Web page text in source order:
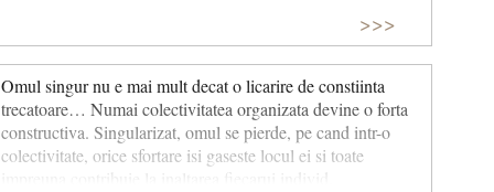
>>>
Omul singur nu e mai mult decat o licarire de constiinta
trecatoare… Numai colectivitatea organizata devine o forta
constructiva. Singularizat, omul se pierde, pe cand intr-o
colectivitate, orice sfortare isi gaseste locul ei si toate
impreuna contribuie la inaltarea fiecarui individ.